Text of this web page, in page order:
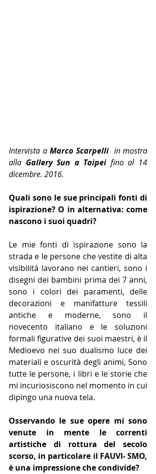
Intervista a Marco Scarpelli in mostra
alla Gallery Sun a Taipei fino al 14
dicembre. 2016.
Quali sono le sue principali fonti di
ispirazione? O in alternativa: come
nascono i suoi quadri?
Le mie fonti di ispirazione sono la
strada e le persone che vestite di alta
visibilitá lavorano nei cantieri, sono i
disegni dei bambini prima dei 7 anni,
sono i colori dei paramenti, delle
decorazioni e manifatture tessili
antiche e moderne, sono il
novecento italiano e le soluzioni
formali figurative dei suoi maestri, è il
Medioevo nel suo dualismo luce dei
materiali e oscurità degli animi, Sono
tutte le persone, i libri e le storie che
mi incuriosiscono nel momento in cui
dipingo una nuova tela.
Osservando le sue opere mi sono
venute in mente le correnti
artistiche di rottura del secolo
scorso, in particolare il FAUVI- SMO,
è una impressione che condivide?